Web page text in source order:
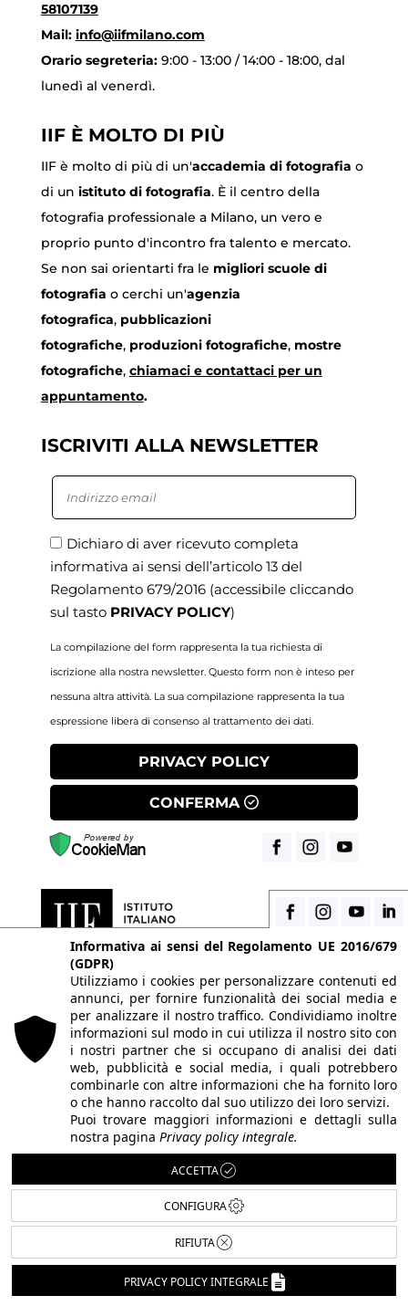
58107139
Mail: info@iifmilano.com
Orario segreteria: 9:00 - 13:00 / 14:00 - 18:00, dal
lunedì al venerdì.
IIF È MOLTO DI PIÙ
IIF è molto di più di un'accademia di fotografia o
di un istituto di fotografia. È il centro della
fotografia professionale a Milano, un vero e
proprio punto d'incontro fra talento e mercato.
Se non sai orientarti fra le migliori scuole di
fotografia o cerchi un'agenzia
fotografica, pubblicazioni
fotografiche, produzioni fotografiche, mostre
fotografiche, chiamacie contattaci per un
appuntamento.
ISCRIVITI ALLA NEWSLETTER
Dichiaro di aver ricevuto completa
informativa ai sensi dell’articolo 13 del
Regolamento 679/2016 (accessibile cliccando
sul tasto PRIVACY POLICY)
La compilazione del form rappresenta la tua richiesta di
iscrizione alla nostra newsletter. Questo form non è inteso per
nessuna altra attività. La sua compilazione rappresenta la tua
espressione libera di consenso al trattamento dei dati.
PRIVACY POLICY
CONFERMA
FOLLOW US
HAI DUBBI O DOMANDE?
Consulta l'area FAQ
QUALCHE TERMINE TECNICO TI
glossario di fotografia
CONVENZIONI IIF
Scopri i vantaggi di essere uno studente di IIF
Informativa ai sensi del Regolamento UE 2016/679
(GDPR)
Utilizziamo i cookies per personalizzare contenuti ed
annunci, per fornire funzionalità dei social media e
per analizzare il nostro traffico. Condividiamo inoltre
informazioni sul modo in cui utilizza il nostro sito con
i nostri partner che si occupano di analisi dei dati
web, pubblicità e social media, i quali potrebbero
combinarle con altre informazioni che ha fornito loro
o che hanno raccolto dal suo utilizzo dei loro servizi.
Puoi trovare maggiori informazioni e dettagli sulla
nostra pagina Privacy policy integrale.
ACCETTA
CONFIGURA
RIFIUTA
PRIVACY POLICY INTEGRALE